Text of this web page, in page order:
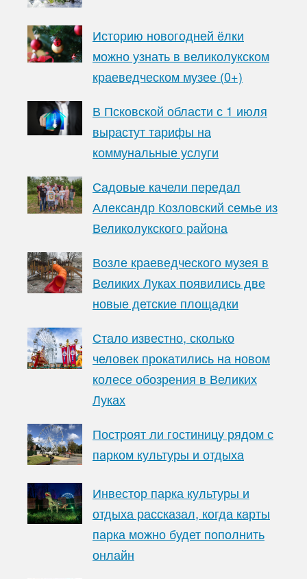
Историю новогодней ёлки
можно узнать в великолукском
краеведческом музее (0+)
В Псковской области с 1 июля
вырастут тарифы на
коммунальные услуги
Садовые качели передал
Александр Козловский семье из
Великолукского района
Возле краеведческого музея в
Великих Луках появились две
новые детские площадки
Стало известно, сколько
человек прокатились на новом
колесе обозрения в Великих
Луках
Построят ли гостиницу рядом с
парком культуры и отдыха
Инвестор парка культуры и
отдыха рассказал, когда карты
парка можно будет пополнить
онлайн